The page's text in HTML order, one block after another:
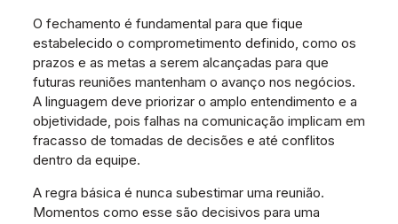
O fechamento é fundamental para que fique
estabelecido o comprometimento definido, como os
prazos e as metas a serem alcançadas para que
futuras reuniões mantenham o avanço nos negócios.
A linguagem deve priorizar o amplo entendimento e a
objetividade, pois falhas na comunicação implicam em
fracasso de tomadas de decisões e até conflitos
dentro da equipe.
A regra básica é nunca subestimar uma reunião.
Momentos como esse são decisivos para uma